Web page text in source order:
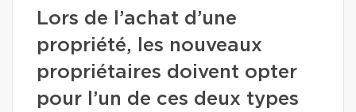
Lors de l’achat d’une
propriété, les nouveaux
propriétaires doivent opter
pour l’un de ces deux types